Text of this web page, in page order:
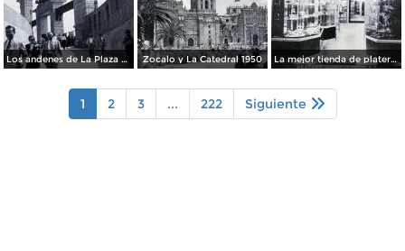
Los andenes de La Plaza de toros Ciudad de México 1950 Zocalo y La Catedral 1950 La mejor tienda de plateria.
1 2 3 ... 222 Siguiente